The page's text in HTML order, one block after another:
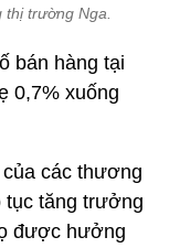
trường Nga.
bán hàng tại
0,7% xuống
các thương
tục tăng trưởng
được hưởng